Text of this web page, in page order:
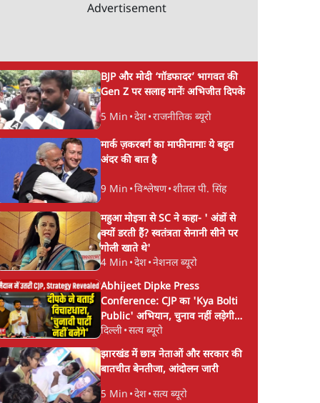
Advertisement
BJP और मोदी ‘गॉडफादर’ भागवत की
Gen Z पर सलाह मानेंः अभिजीत दिपके
5 Min •देश•राजनीतिक ब्यूरो
मार्क ज़करबर्ग का माफीनामाः ये बहुत
अंदर की बात है
9 Min •विश्लेषण•शीतल पी. सिंह
महुआ मोइत्रा से SC ने कहा- ' अंडों से
क्यों डरती हैं? स्वतंत्रता सेनानी सीने पर
गोली खाते थे'
4 Min •देश•नेशनल ब्यूरो
Abhijeet Dipke Press
Conference: CJP का 'Kya Bolti
Public' अभियान, चुनाव नहीं लड़ेगी
CJP!
दिल्ली•सत्य ब्यूरो
झारखंड में छात्र नेताओं और सरकार की
बातचीत बेनतीजा, आंदोलन जारी
5 Min •देश•सत्य ब्यूरो